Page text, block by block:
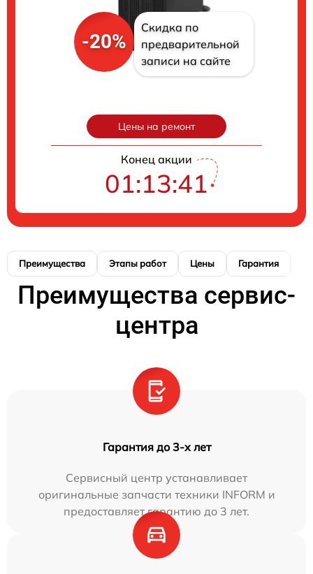
-20%
Скидка по
предварительной
записи на сайте
Цены на ремонт
Конец акции
01:13:40
Преимущества Этапы работ Цены Гарантия
Преимущества сервис-
центра
Гарантия до 3-х лет
Сервисный центр устанавливает
оригинальные запчасти техники INFORM и
предоставляет гарантию до 3 лет.